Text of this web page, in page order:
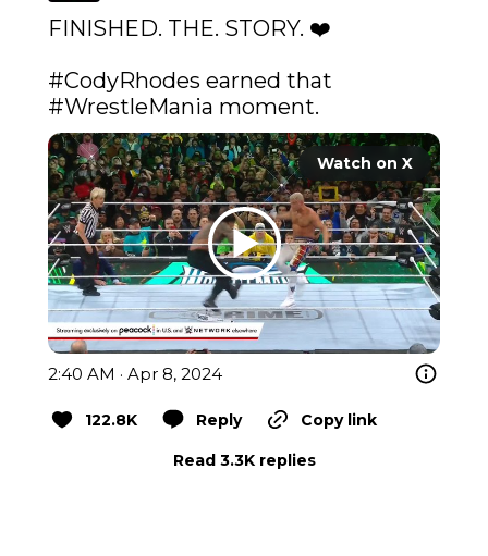
FINISHED. THE. STORY. ❤️
#CodyRhodes
#WrestleMania moment.
Watch on X
2:40 AM · Apr 8, 2024
122.8K Reply Copy link
Read 3.3K replies